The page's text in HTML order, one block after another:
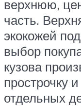
верхнюю,
часть.
экокожей
выбор
кузова
прострочку
отдельных